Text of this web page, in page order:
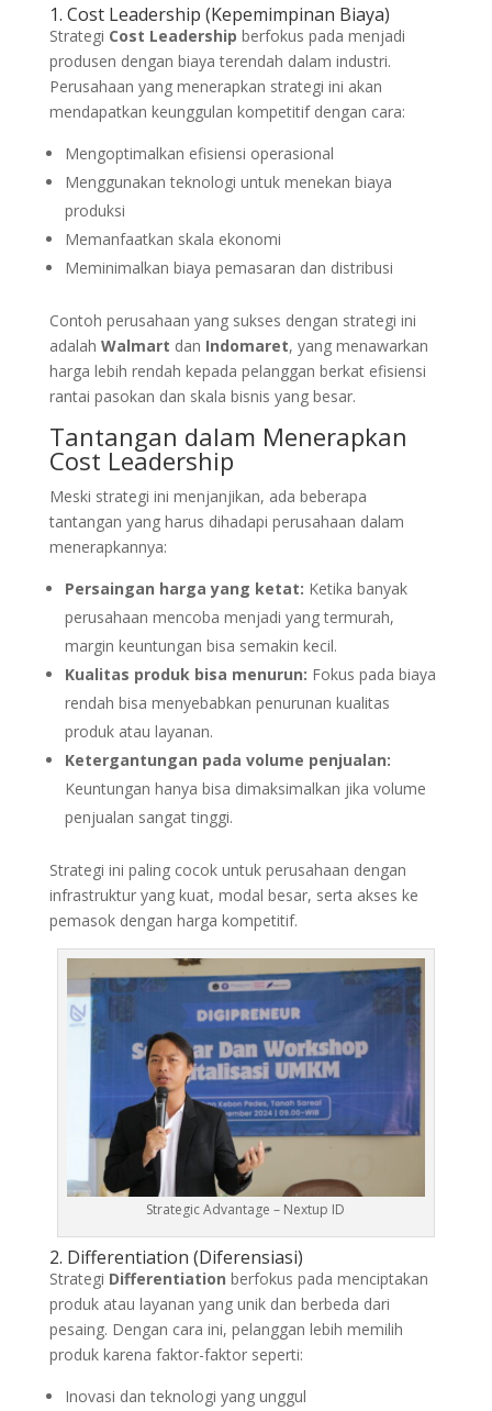
1. Cost Leadership (Kepemimpinan Biaya)
Strategi Cost Leadership berfokus pada menjadi
produsen dengan biaya terendah dalam industri.
Perusahaan yang menerapkan strategi ini akan
mendapatkan keunggulan kompetitif dengan cara:
Mengoptimalkan efisiensi operasional
Menggunakan teknologi untuk menekan biaya
produksi
Memanfaatkan skala ekonomi
Meminimalkan biaya pemasaran dan distribusi
Contoh perusahaan yang sukses dengan strategi ini
adalah Walmart dan Indomaret, yang menawarkan
harga lebih rendah kepada pelanggan berkat efisiensi
rantai pasokan dan skala bisnis yang besar.
Tantangan dalam Menerapkan
Cost Leadership
Meski strategi ini menjanjikan, ada beberapa
tantangan yang harus dihadapi perusahaan dalam
menerapkannya:
Persaingan harga yang ketat: Ketika banyak
perusahaan mencoba menjadi yang termurah,
margin keuntungan bisa semakin kecil.
Kualitas produk bisa menurun: Fokus pada biaya
rendah bisa menyebabkan penurunan kualitas
produk atau layanan.
Ketergantungan pada volume penjualan:
Keuntungan hanya bisa dimaksimalkan jika volume
penjualan sangat tinggi.
Strategi ini paling cocok untuk perusahaan dengan
infrastruktur yang kuat, modal besar, serta akses ke
pemasok dengan harga kompetitif.
Strategic Advantage – Nextup ID
2. Differentiation (Diferensiasi)
Strategi Differentiation berfokus pada menciptakan
produk atau layanan yang unik dan berbeda dari
pesaing. Dengan cara ini, pelanggan lebih memilih
produk karena faktor-faktor seperti:
Inovasi dan teknologi yang unggul